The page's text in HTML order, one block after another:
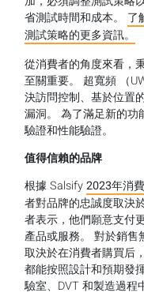
省測試時間和成本。 了
測試策略的更多資訊。
從消費者的角度來看，
至關重要。 超寬頻 （
決訪問控制、基於位置
漏洞。 為了滿足新的功
驗證和性能驗證。
值得信賴的品牌
根據 Salsify2023年消
者對品牌的忠誠度取決
者表示，他們願意支付
產品或服務。 對於銷售
取決於在消費者購買后
都能按照設計和預期發
驗室、DVT 和製造過程